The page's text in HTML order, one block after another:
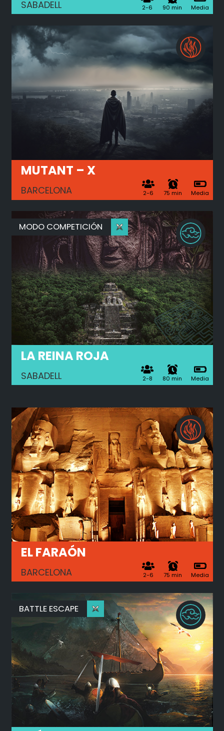
SABADELL 2-6 90 min Media
MUTANT – X
BARCELONA 2-6 75 min Media
MODO COMPETICIÓN
LA REINA ROJA
SABADELL 2-8 80 min Media
EL FARAÓN
BARCELONA 2-6 75 min Media
BATTLE ESCAPE